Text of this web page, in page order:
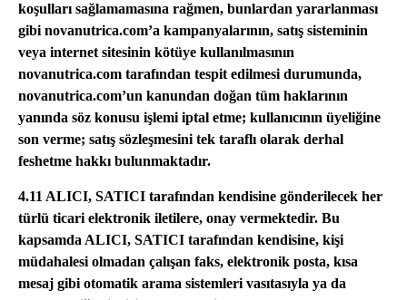
koşulları sağlamamasına rağmen, bunlardan yararlanması
gibi novanutrica.com’a kampanyalarının, satış sisteminin
veya internet sitesinin kötüye kullanılmasının
novanutrica.com tarafından tespit edilmesi durumunda,
novanutrica.com’un kanundan doğan tüm haklarının
yanında söz konusu işlemi iptal etme; kullanıcının üyeliğine
son verme; satış sözleşmesini tek taraflı olarak derhal
feshetme hakkı bulunmaktadır.
4.11 ALICI, SATICI tarafından kendisine gönderilecek her
türlü ticari elektronik iletilere, onay vermektedir. Bu
kapsamda ALICI, SATICI tarafından kendisine, kişi
müdahalesi olmadan çalışan faks, elektronik posta, kısa
mesaj gibi otomatik arama sistemleri vasıtasıyla ya da